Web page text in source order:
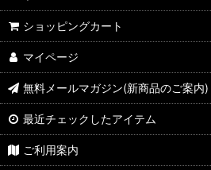
ショッピングカート
マイページ
無料メールマガジン(新商品のご案内)
最近チェックしたアイテム
ご利用案内